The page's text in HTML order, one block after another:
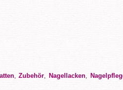
,Zubehör, Nagellacken,